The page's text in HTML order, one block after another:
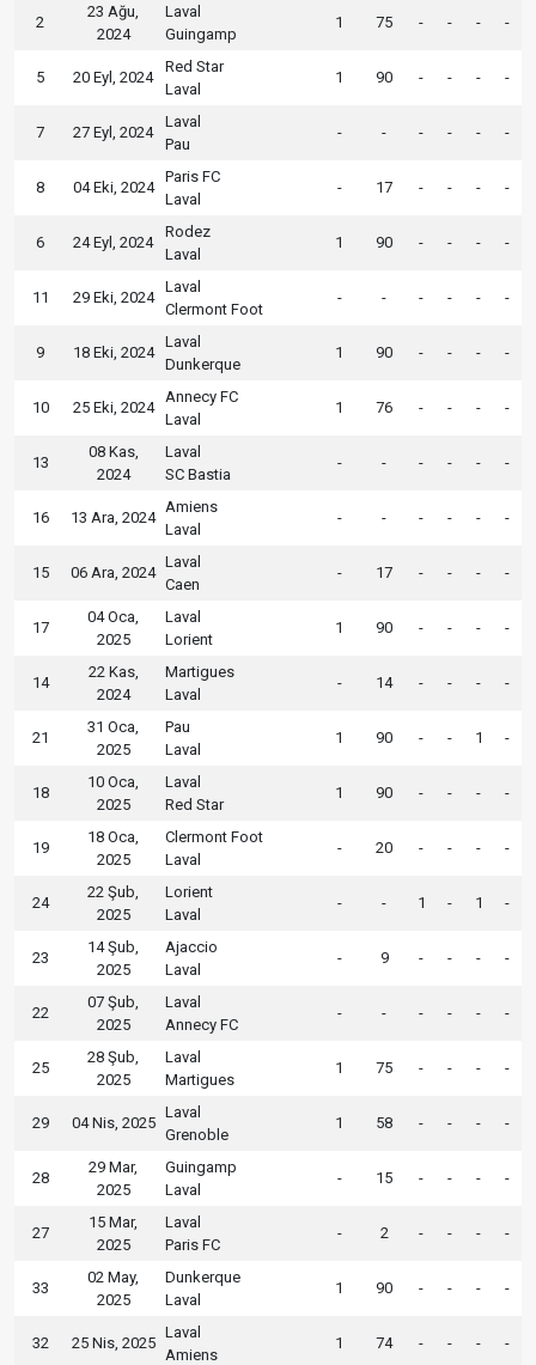
2
23 Ağu,
2024
Laval
Guingamp
1 75 - - - -
5 20 Eyl, 2024
Red Star
Laval
1 90 - - - -
7 27 Eyl, 2024
Laval
Pau
- - - - - -
8 04 Eki, 2024
Paris FC
Laval
- 17 - - - -
6 24 Eyl, 2024
Rodez
Laval
1 90 - - - -
11 29 Eki, 2024
Laval
Clermont Foot
- - - - - -
9 18 Eki, 2024
Laval
Dunkerque
1 90 - - - -
10 25 Eki, 2024
Annecy FC
Laval
1 76 - - - -
13
08 Kas,
2024
Laval
SC Bastia
- - - - - -
16 13 Ara, 2024
Amiens
Laval
- - - - - -
15 06 Ara, 2024
Laval
Caen
- 17 - - - -
17
04 Oca,
2025
Laval
Lorient
1 90 - - - -
14
22 Kas,
2024
Martigues
Laval
- 14 - - - -
21
31 Oca,
2025
Pau
Laval
1 90 - - 1 -
18
10 Oca,
2025
Laval
Red Star
1 90 - - - -
19
18 Oca,
2025
Clermont Foot
Laval
- 20 - - - -
24
22 Şub,
2025
Lorient
Laval
- - 1 - 1 -
23
14 Şub,
2025
Ajaccio
Laval
- 9 - - - -
22
07 Şub,
2025
Laval
Annecy FC
- - - - - -
25
28 Şub,
2025
Laval
Martigues
1 75 - - - -
29 04 Nis, 2025
Laval
Grenoble
1 58 - - - -
28
29 Mar,
2025
Guingamp
Laval
- 15 - - - -
27
15 Mar,
2025
Laval
Paris FC
- 2 - - - -
33
02 May,
2025
Dunkerque
Laval
1 90 - - - -
32 25 Nis, 2025
Laval
Amiens
1 74 - - - -